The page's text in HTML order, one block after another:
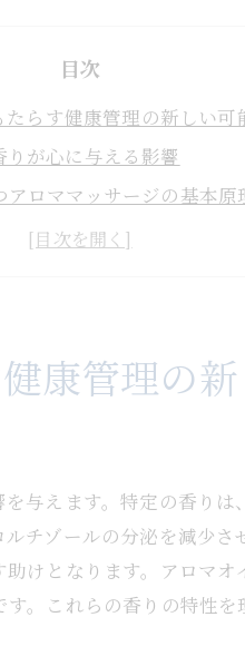
目次
らす健康管理の新しい可
が心に与える影響
アロママッサージの基本原
ジの相乗効果を理解する
アロママッサージの実践
促すアロマテクニック
ためのアロママッサージ
アロママッサージの実践
で健やかな心を保つ秘訣
康管理の
与えます。特定の香り
チゾールの分泌を減少
けとなります。アロマ
。これらの香りの特性